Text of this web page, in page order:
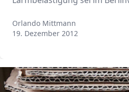
Orlando Mittmann
Orlando Mittmann
19. Dezember 2012